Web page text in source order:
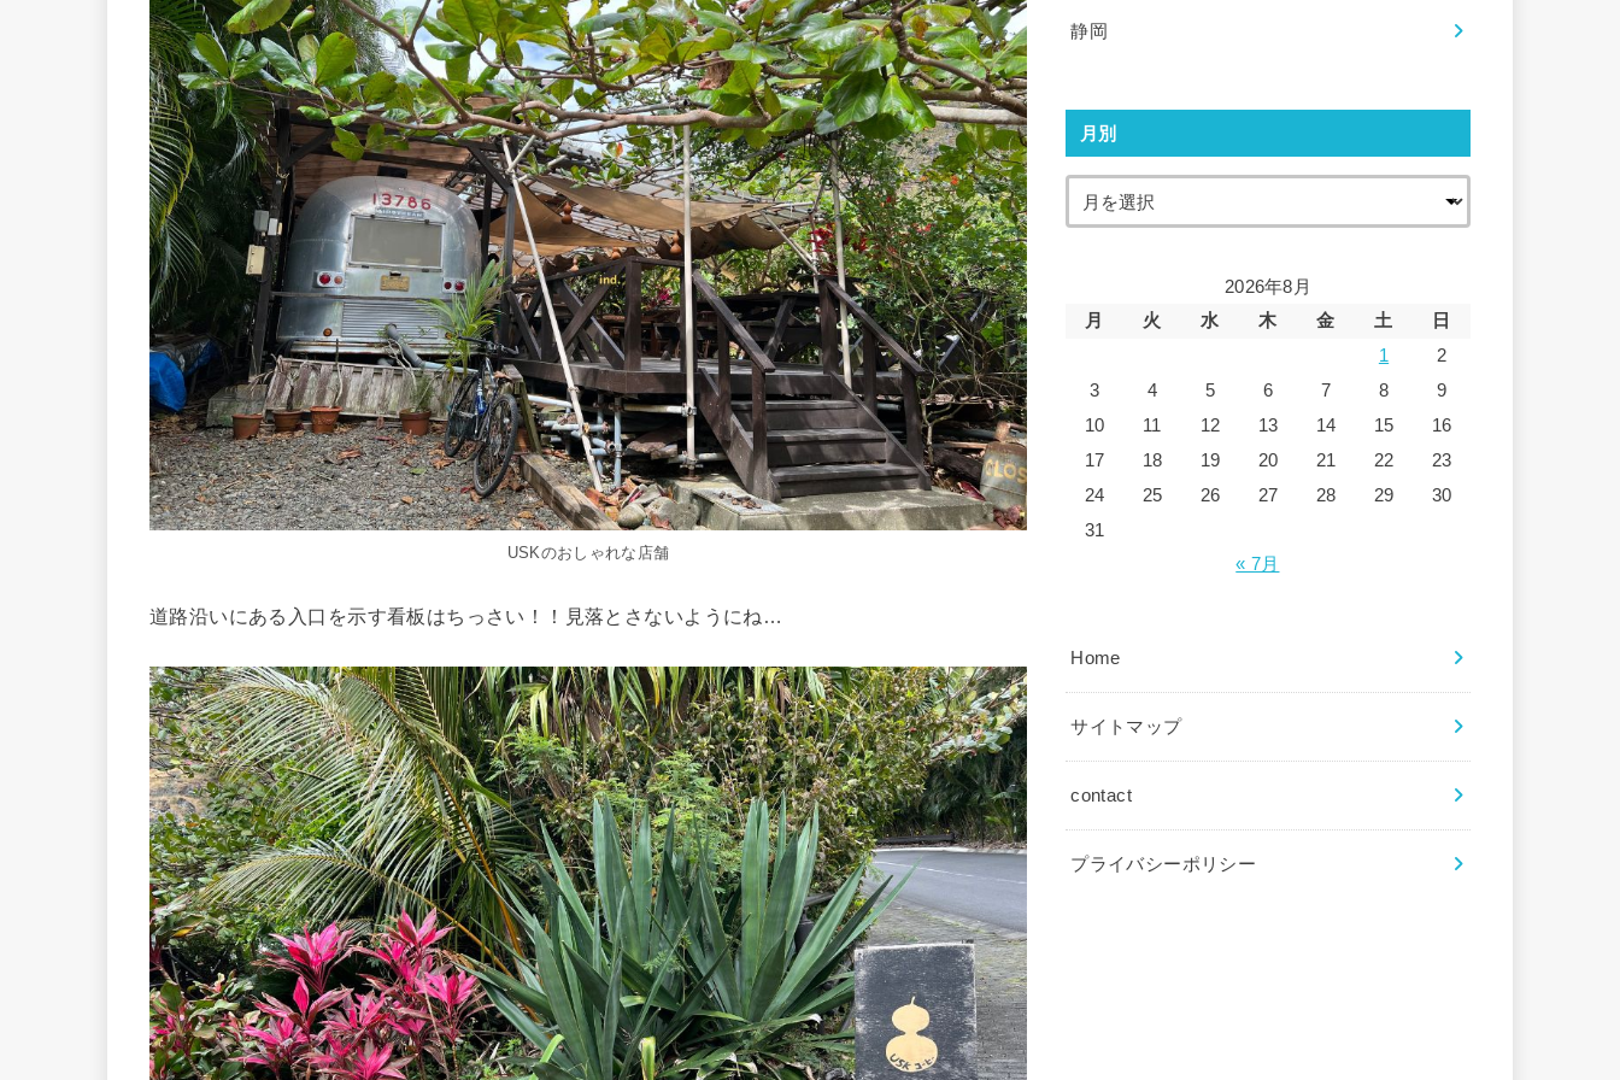
USKのおしゃれな店舗
道路沿いにある入口を示す看板はちっさい！！見落とさないようにね…
静岡
月別
2026年8月
月
火 水 木 金 土
日
1
2
3
4 5 6 7 8
9
10
11 12 13 14 15
16
17
18 19 20 21 22
23
24
25 26 27 28 29
30
31
« 7月
Home
サイトマップ
contact
プライバシーポリシー